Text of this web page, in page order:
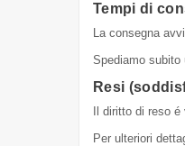
Tempi di
La consegna
Spediamo subito
Resi
Il diritto di reso é
Per ulteriori